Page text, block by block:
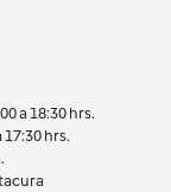
a 18:30 hrs.
17:30 hrs.